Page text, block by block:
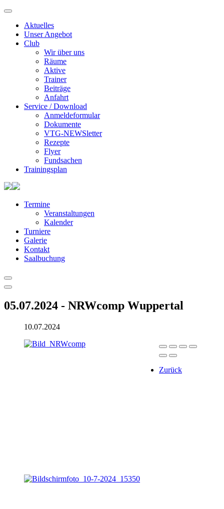
Aktuelles
Unser Angebot
Club
Wir über uns
Räume
Aktive
Trainer
Beiträge
Anfahrt
Service / Download
Anmeldeformular
Dokumente
VTG-NEWSletter
Rezepte
Flyer
Fundsachen
Trainingsplan
Termine
Veranstaltungen
Kalender
Turniere
Galerie
Kontakt
Saalbuchung
05.07.2024 - NRWcomp Wuppertal
10.07.2024
Zurück